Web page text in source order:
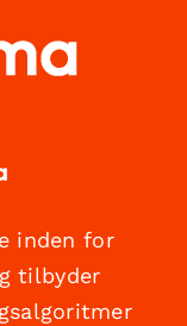
inden for
tilbyder